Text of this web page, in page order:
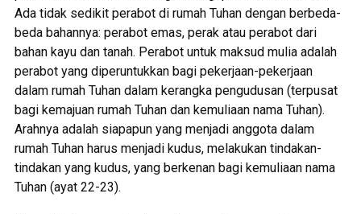
Ada tidak sedikit perabot di rumah Tuhan dengan berbeda-
beda bahannya: perabot emas, perak atau perabot dari
bahan kayu dan tanah. Perabot untuk maksud mulia adalah
perabot yang diperuntukkan bagi pekerjaan-pekerjaan
dalam rumah Tuhan dalam kerangka pengudusan (terpusat
bagi kemajuan rumah Tuhan dan kemuliaan nama Tuhan).
Arahnya adalah siapapun yang menjadi anggota dalam
rumah Tuhan harus menjadi kudus, melakukan tindakan-
tindakan yang kudus, yang berkenan bagi kemuliaan nama
Tuhan (ayat 22-23).